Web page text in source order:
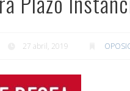
27 abril, 2019